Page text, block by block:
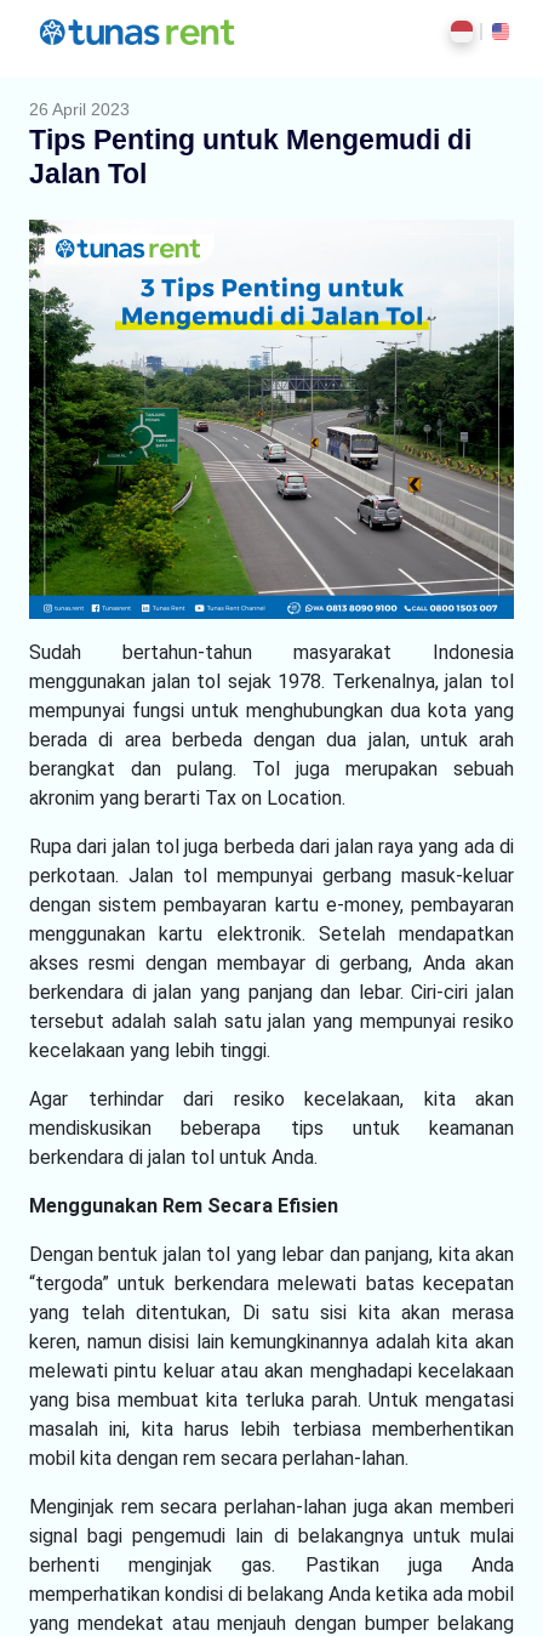
26 April 2023
Tips Penting untuk Mengemudi di
Jalan Tol
Sudah bertahun-tahun masyarakat Indonesia
menggunakan jalan tol sejak 1978. Terkenalnya, jalan tol
mempunyai fungsi untuk menghubungkan dua kota yang
berada di area berbeda dengan dua jalan, untuk arah
berangkat dan pulang. Tol juga merupakan sebuah
akronim yang berarti Tax on Location.
Rupa dari jalan tol juga berbeda dari jalan raya yang ada di
perkotaan. Jalan tol mempunyai gerbang masuk-keluar
dengan sistem pembayaran kartu e-money, pembayaran
menggunakan kartu elektronik. Setelah mendapatkan
akses resmi dengan membayar di gerbang, Anda akan
berkendara di jalan yang panjang dan lebar. Ciri-ciri jalan
tersebut adalah salah satu jalan yang mempunyai resiko
kecelakaan yang lebih tinggi.
Agar terhindar dari resiko kecelakaan, kita akan
mendiskusikan beberapa tips untuk keamanan
berkendara di jalan tol untuk Anda.
Menggunakan Rem Secara Efisien
Dengan bentuk jalan tol yang lebar dan panjang, kita akan
“tergoda” untuk berkendara melewati batas kecepatan
yang telah ditentukan, Di satu sisi kita akan merasa
keren, namun disisi lain kemungkinannya adalah kita akan
melewati pintu keluar atau akan menghadapi kecelakaan
yang bisa membuat kita terluka parah. Untuk mengatasi
masalah ini, kita harus lebih terbiasa memberhentikan
mobil kita dengan rem secara perlahan-lahan.
Menginjak rem secara perlahan-lahan juga akan memberi
signal bagi pengemudi lain di belakangnya untuk mulai
berhenti menginjak gas. Pastikan juga Anda
memperhatikan kondisi di belakang Anda ketika ada mobil
yang mendekat atau menjauh dengan bumper belakang